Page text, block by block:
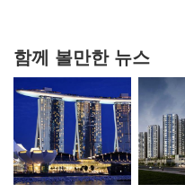
함께 볼만한 뉴스